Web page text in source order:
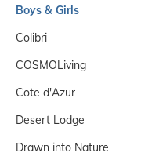
Cote d'Azur
Colibri
Boys & Girls
Desert Lodge
Drawn into Nature
COSMOLiving